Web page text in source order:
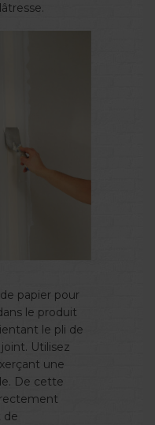
papier pour
le produit
le pli de
Utilisez
une
De cette
de